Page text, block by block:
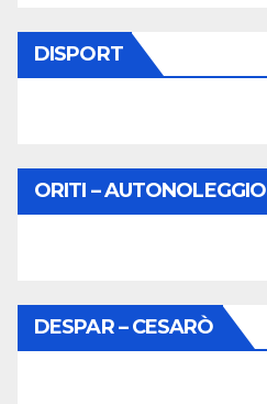
DISPORT
ORITI – AUTONOLEGGIO
DESPAR – CESARÒ